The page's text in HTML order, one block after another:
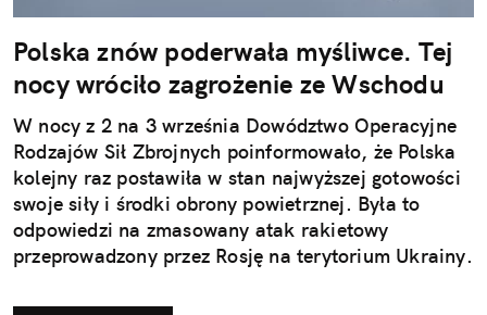
Polska znów poderwała myśliwce. Tej
nocy wróciło zagrożenie ze Wschodu
W nocy z 2 na 3 września Dowództwo Operacyjne
Rodzajów Sił Zbrojnych poinformowało, że Polska
kolejny raz postawiła w stan najwyższej gotowości
swoje siły i środki obrony powietrznej. Była to
odpowiedzi na zmasowany atak rakietowy
przeprowadzony przez Rosję na terytorium Ukrainy.